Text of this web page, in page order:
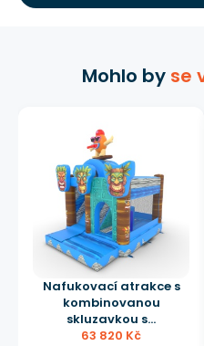
Mohlo by se
Nafukovací atrakce s
kombinovanou
skluzavkou s...
63 820 Kč